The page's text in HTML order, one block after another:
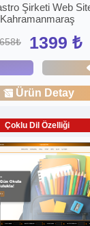
Şirketi Web
Kahramanmaraş
1399 ₺
Ürün Detay
Çoklu Dil Özelliği